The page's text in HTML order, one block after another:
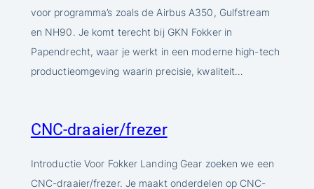
voor programma’s zoals de Airbus A350, Gulfstream
en NH90. Je komt terecht bij GKN Fokker in
Papendrecht, waar je werkt in een moderne high-tech
productieomgeving waarin precisie, kwaliteit…
CNC-draaier/frezer
Introductie Voor Fokker Landing Gear zoeken we een
CNC-draaier/frezer. Je maakt onderdelen op CNC-